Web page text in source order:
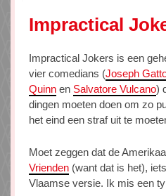
Impractical
Impractical Jokers is een
vier comedians (Joseph
Quinn en Salvatore Vulcano)
dingen moeten doen om zo
het eind een straf uit te
Moet zeggen dat de
Vrienden (want dat is het),
Vlaamse versie. Ik mis een